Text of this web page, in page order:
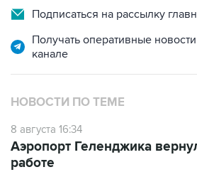
Подписаться на рассылку
Получать оперативные
канале
НОВОСТИ ПО ТЕМЕ
8 августа 16:34
Аэропорт Геленджика
работе